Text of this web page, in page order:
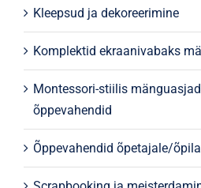
Kleepsud ja dekoreerimine
Komplektid ekraanivabaks
Montessori-stiilis
õppevahendid
Õppevahendid õpetajale/